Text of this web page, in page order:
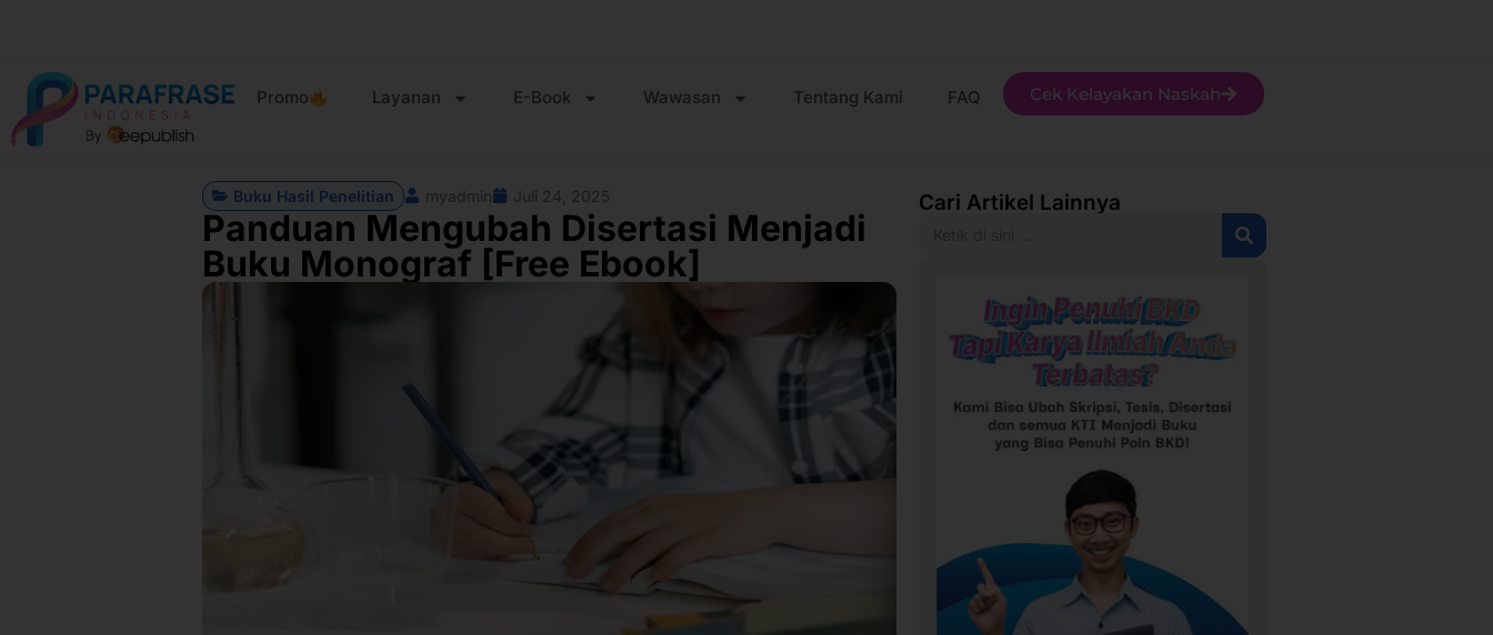
Promo Layanan E-Book Wawasan Tentang Kami FAQ Cek Kelayakan Naskah
Buku Hasil Penelitian myadmin Juli 24, 2025
Panduan Mengubah Disertasi Menjadi
Buku Monograf [Free Ebook]
Cari Artikel Lainnya